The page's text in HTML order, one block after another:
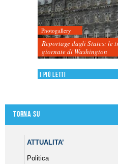
Photogallery
Reportage dagli States: le
giornate di Washington
I più letti
Torna su
ATTUALITA’
Politica